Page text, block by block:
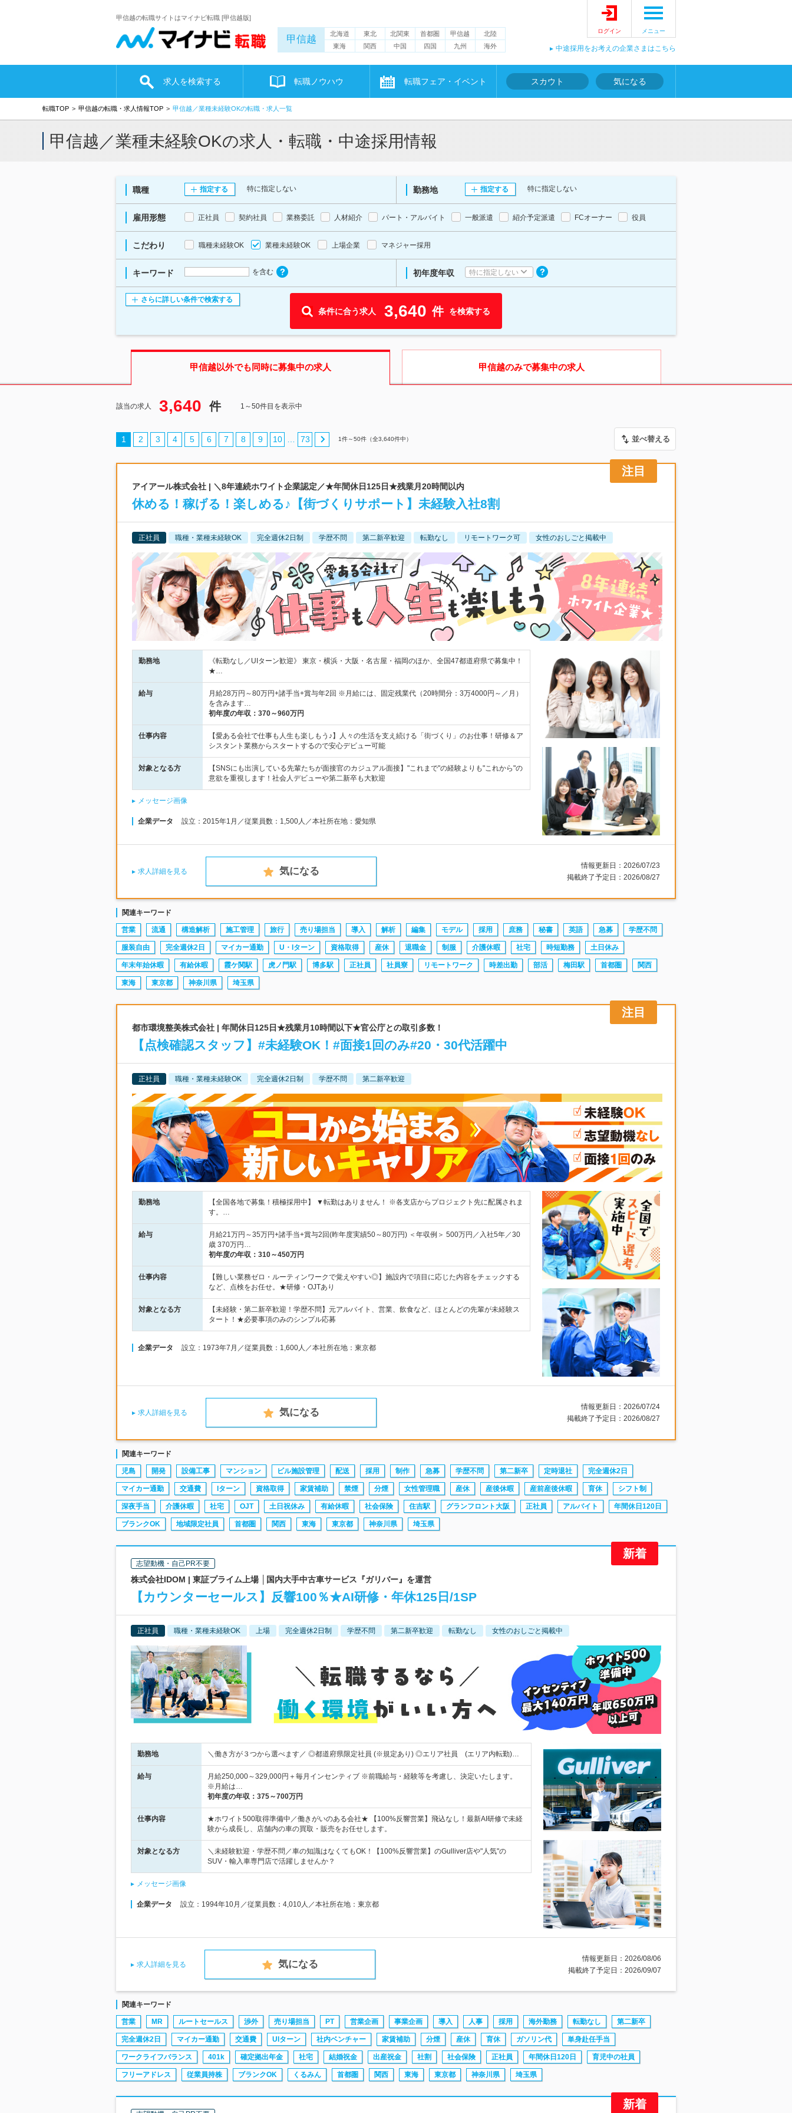
甲信越の転職サイトはマイナビ転職 [甲信越版]
甲信越 北海道 東北 北関東 首都圏 甲信越
北陸
東海
関西 中国 四国 九州 海外
ログイン メニュー
中途採用をお考えの企業さまはこちら
求人を検索する 転職ノウハウ 転職フェア・イベント スカウト 気になる
転職TOP 甲信越の転職・求人情報TOP 甲信越／業種未経験OKの転職・求人一覧
甲信越／業種未経験OKの求人・転職・中途採用情報
職種 指定する 特に指定しない 勤務地 指定する 特に指定しない
雇用形態 正社員 契約社員 業務委託 人材紹介 パート・アルバイト 一般派遣 紹介予定派遣 FCオーナー 役員
こだわり 職種未経験OK 業種未経験OK 上場企業 マネジャー採用
キーワード を含む 初年度年収 特に指定しない
さらに詳しい条件で検索する
条件に合う求人 3,640 件 を検索する
甲信越以外でも同時に募集中の求人 甲信越のみで募集中の求人
該当の求人 3,640 件 1～50件目を表示中
1 2 3 4 5 6 7 8 9 10 … 73 1件～50件（全3,640件中） 並べ替える
アイアール株式会社 | ＼8年連続ホワイト企業認定／★年間休日125日★残業月20時間以内
休める！稼げる！楽しめる♪【街づくりサポート】未経験入社8割
正社員 職種・業種未経験OK 完全週休2日制 学歴不問 第二新卒歓迎 転勤なし リモートワーク可 女性のおしごと掲載中
勤務地
《転勤なし／UIターン歓迎》 東京・横浜・大阪・名古屋・福岡のほか、全国47都道府県で募集中！
★…
給与
月給28万円～80万円+諸手当+賞与年2回 ※月給には、固定残業代（20時間分：3万4000円～／月）
を含みます…
初年度の年収： 370～960万円
仕事内容
【愛ある会社で仕事も人生も楽しもう♪】人々の生活を支え続ける「街づくり」のお仕事！研修＆ア
シスタント業務からスタートするので安心デビュー可能
対象となる方
【SNSにも出演している先輩たちが面接官のカジュアル面接】"これまで"の経験よりも"これから"の
意欲を重視します！社会人デビューや第二新卒も大歓迎
メッセージ画像
企業データ 設立：2015年1月／従業員数：1,500人／本社所在地：愛知県
求人詳細を見る 気になる
情報更新日：2026/07/23
掲載終了予定日：2026/08/27
関連キーワード
営業 流通 構造解析 施工管理 旅行 売り場担当 導入 解析 編集 モデル 採用 庶務 秘書 英語 急募 学歴不問
服装自由 完全週休2日 マイカー通勤 U・Iターン 資格取得 産休 退職金 制服 介護休暇 社宅 時短勤務 土日休み
年末年始休暇 有給休暇 霞ケ関駅 虎ノ門駅 博多駅 正社員 社員寮 リモートワーク 時差出勤 部活 梅田駅 首都圏 関西
東海 東京都 神奈川県 埼玉県
都市環境整美株式会社 | 年間休日125日★残業月10時間以下★官公庁との取引多数！
【点検確認スタッフ】#未経験OK！#面接1回のみ#20・30代活躍中
正社員 職種・業種未経験OK 完全週休2日制 学歴不問 第二新卒歓迎
勤務地
【全国各地で募集！積極採用中】 ▼転勤はありません！ ※各支店からプロジェクト先に配属されま
す。…
給与
月給21万円～35万円+諸手当+賞与2回(昨年度実績50～80万円) ＜年収例＞ 500万円／入社5年／30
歳 370万円…
初年度の年収： 310～450万円
仕事内容
【難しい業務ゼロ・ルーティンワークで覚えやすい◎】施設内で項目に応じた内容をチェックする
など、点検をお任せ。★研修・OJTあり
対象となる方
【未経験・第二新卒歓迎！学歴不問】元アルバイト、営業、飲食など、ほとんどの先輩が未経験ス
タート！★必要事項のみのシンプル応募
企業データ 設立：1973年7月／従業員数：1,600人／本社所在地：東京都
求人詳細を見る 気になる
情報更新日：2026/07/24
掲載終了予定日：2026/08/27
関連キーワード
児島 開発 設備工事 マンション ビル施設管理 配送 採用 制作 急募 学歴不問 第二新卒 定時退社 完全週休2日
マイカー通勤 交通費 Iターン 資格取得 家賃補助 禁煙 分煙 女性管理職 産休 産後休暇 産前産後休暇 育休 シフト制
深夜手当 介護休暇 社宅 OJT 土日祝休み 有給休暇 社会保険 住吉駅 グランフロント大阪 正社員 アルバイト 年間休日120日
ブランクOK 地域限定社員 首都圏 関西 東海 東京都 神奈川県 埼玉県
志望動機・自己PR不要
株式会社IDOM | 東証プライム上場 │国内大手中古車サービス『ガリバー』を運営
【カウンターセールス】反響100％★AI研修・年休125日/1SP
正社員 職種・業種未経験OK 上場 完全週休2日制 学歴不問 第二新卒歓迎 転勤なし 女性のおしごと掲載中
勤務地 ＼働き方が３つから選べます／ ◎都道府県限定社員 (※規定あり) ◎エリア社員 (エリア内転勤)…
給与
月給250,000～329,000円＋毎月インセンティブ ※前職給与・経験等を考慮し、決定いたします。
※月給は…
初年度の年収： 375～700万円
仕事内容
★ホワイト500取得準備中／働きがいのある会社★ 【100%反響営業】飛込なし！最新AI研修で未経
験から成長し、店舗内の車の買取・販売をお任せします。
対象となる方
＼未経験歓迎・学歴不問／車の知識はなくてもOK！【100%反響営業】のGulliver店や"人気"の
SUV・輸入車専門店で活躍しませんか？
メッセージ画像
企業データ 設立：1994年10月／従業員数：4,010人／本社所在地：東京都
求人詳細を見る 気になる
情報更新日：2026/08/06
掲載終了予定日：2026/09/07
関連キーワード
営業 MR ルートセールス 渉外 売り場担当 PT 営業企画 事業企画 導入 人事 採用 海外勤務 転勤なし 第二新卒
完全週休2日 マイカー通勤 交通費 UIターン 社内ベンチャー 家賃補助 分煙 産休 育休 ガソリン代 単身赴任手当
ワークライフバランス 401k 確定拠出年金 社宅 結婚祝金 出産祝金 社割 社会保険 正社員 年間休日120日 育児中の社員
フリーアドレス 従業員持株 ブランクOK くるみん 首都圏 関西 東海 東京都 神奈川県 埼玉県